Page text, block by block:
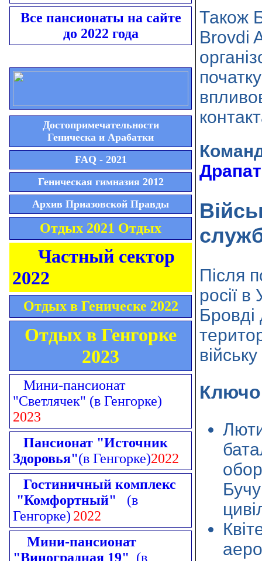
Все пансионаты на сайте
до 2022 года
Достопримечательности
Геническа и Арабатки
FAQ - 2021
Геническая гимназия 2012
Архив Приазовской Правды
Отдых 2021 Отдых
Частный сектор
2022
Отдых в Геническе 2022
Отдых в Генгорке
2023
Мини-пансионат
"Светлячек" (в Генгорке)
2023
Пансионат "Источник
Здоровья"(в Генгорке)2022
Гостиничный комплекс
"Комфортный" (в
Генгорке) 2022
Мини-пансионат
"Виноградная 19" (в
Також
Brovdi
Після
росії
Бровді